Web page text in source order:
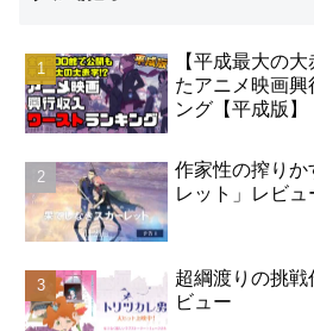
【平成最大の
たアニメ映画興
ング【平成版】
作家性の搾り
レット」レビュ
超綱渡りの挑戦
ビュー